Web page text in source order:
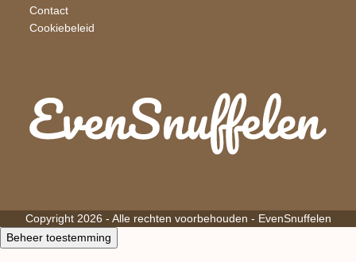
Contact
Cookiebeleid
Copyright 2026 - Alle rechten voorbehouden - EvenSnuffelen
Beheer toestemming